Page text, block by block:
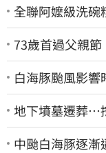
全聯阿嬤級洗
73歲首過父親
白海豚颱風影
地下墳墓遷葬…
安撫祖先
中颱白海豚逐